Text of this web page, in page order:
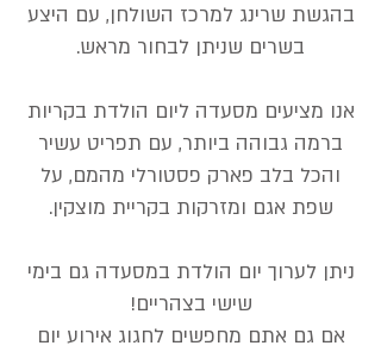
בהגשת שרינג למרכז השולחן, עם היצע
בשרים שניתן לבחור מראש.
אנו מציעים מסעדה ליום הולדת בקריות
ברמה גבוהה ביותר, עם תפריט עשיר
והכל בלב פארק פסטורלי מהמם, על
שפת אגם ומזרקות בקריית מוצקין.
ניתן לערוך יום הולדת במסעדה גם בימי
שישי בצהריים!
אם גם אתם מחפשים לחגוג אירוע יום